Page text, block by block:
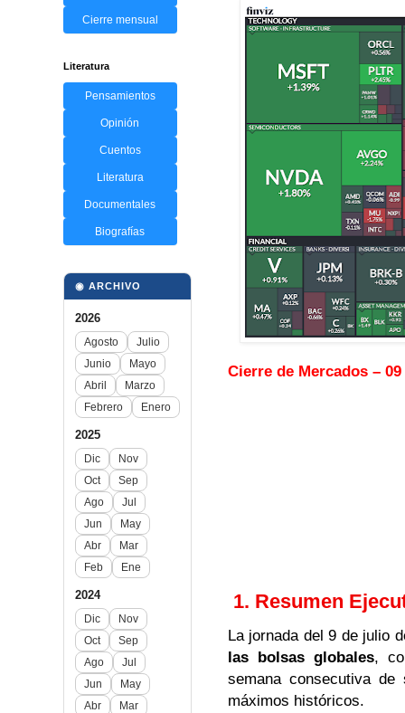
Cierre de Mercados –
1. Resumen
La jornada del 9 de julio
las bolsas globales,
semana consecutiva de
máximos históricos.
Cierre mensual
Literatura
Pensamientos
Opinión
Cuentos
Literatura
Documentales
Biografías
◉ ARCHIVO
2026
Agosto
Julio
Junio
Mayo
Abril
Marzo
Febrero
Enero
2025
Dic
Nov
Oct
Sep
Ago
Jul
Jun
May
Abr
Mar
Feb
Ene
2024
Dic
Nov
Oct
Sep
Ago
Jul
Jun
May
Abr
Mar